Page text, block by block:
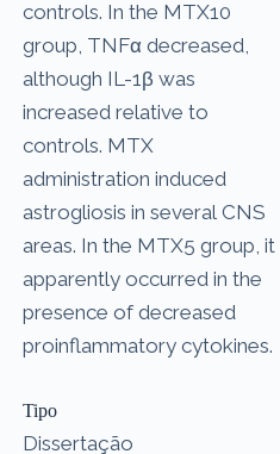
controls. In the MTX10
group, TNFα decreased,
although IL-1β was
increased relative to
controls. MTX
administration induced
astrogliosis in several CNS
areas. In the MTX5 group, it
apparently occurred in the
presence of decreased
proinflammatory cytokines.
Tipo
Dissertação